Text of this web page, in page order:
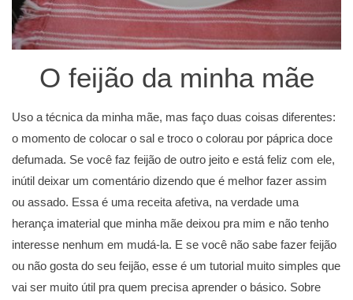
O feijão da minha mãe
Uso a técnica da minha mãe, mas faço duas coisas diferentes:
o momento de colocar o sal e troco o colorau por páprica doce
defumada. Se você faz feijão de outro jeito e está feliz com ele,
inútil deixar um comentário dizendo que é melhor fazer assim
ou assado. Essa é uma receita afetiva, na verdade uma
herança imaterial que minha mãe deixou pra mim e não tenho
interesse nenhum em mudá-la. E se você não sabe fazer feijão
ou não gosta do seu feijão, esse é um tutorial muito simples que
vai ser muito útil pra quem precisa aprender o básico. Sobre